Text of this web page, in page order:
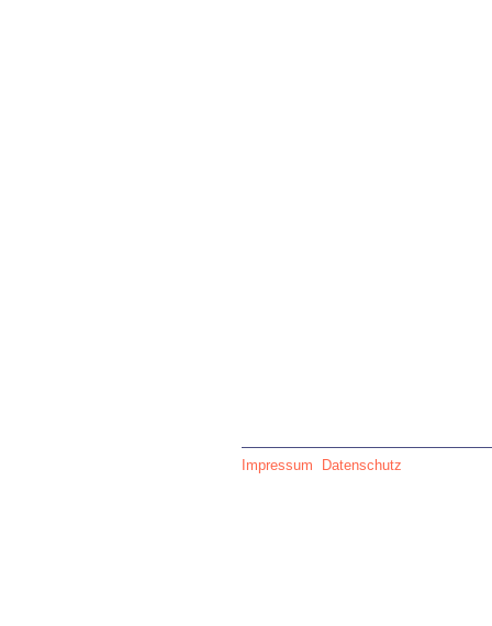
Impressum Datenschutz